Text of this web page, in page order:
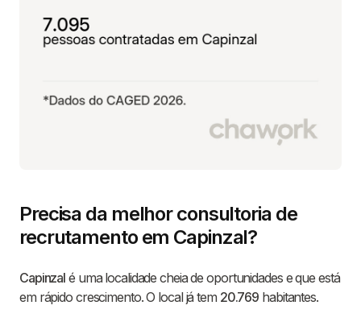
Precisa da melhor consultoria de
recrutamento em Capinzal?
Capinzal é uma localidade cheia de oportunidades e que está
em rápido crescimento. O local já tem 20.769 habitantes.